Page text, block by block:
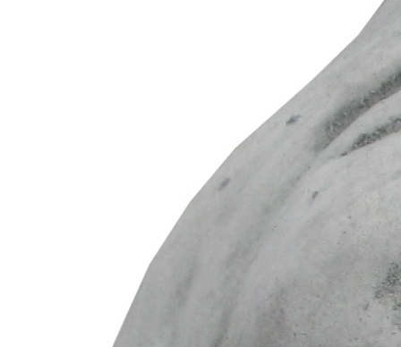
Kategorie:Gargoyles, Engel &